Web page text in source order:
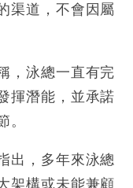
「保證金」 43歲女子
斗城亞洲CEO蔡德
周創逾3年最長跌勢
24%勝預期 貿易順
渠道，不會因屬
，泳總一直有完
揮潛能，並承諾
。
出，多年來泳總
架構或未能兼顧